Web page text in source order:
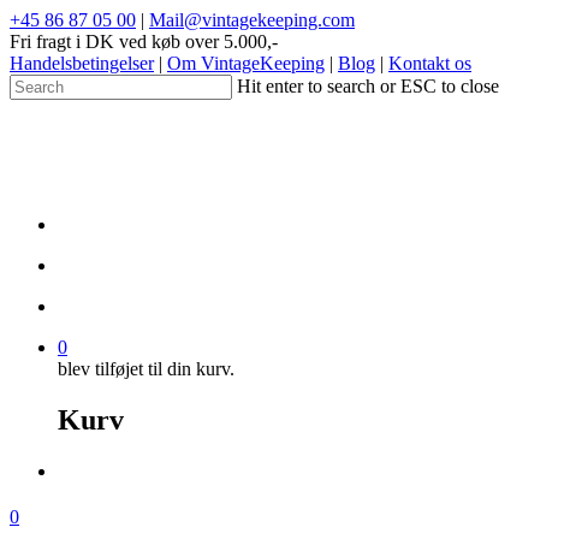
+45 86 87 05 00 | Mail@vintagekeeping.com
Fri fragt i DK ved køb over 5.000,-
Handelsbetingelser| Om VintageKeeping | Blog | Kontakt os
Hit enter to search or ESC to close
0
blev tilføjet til din kurv.
Kurv
0